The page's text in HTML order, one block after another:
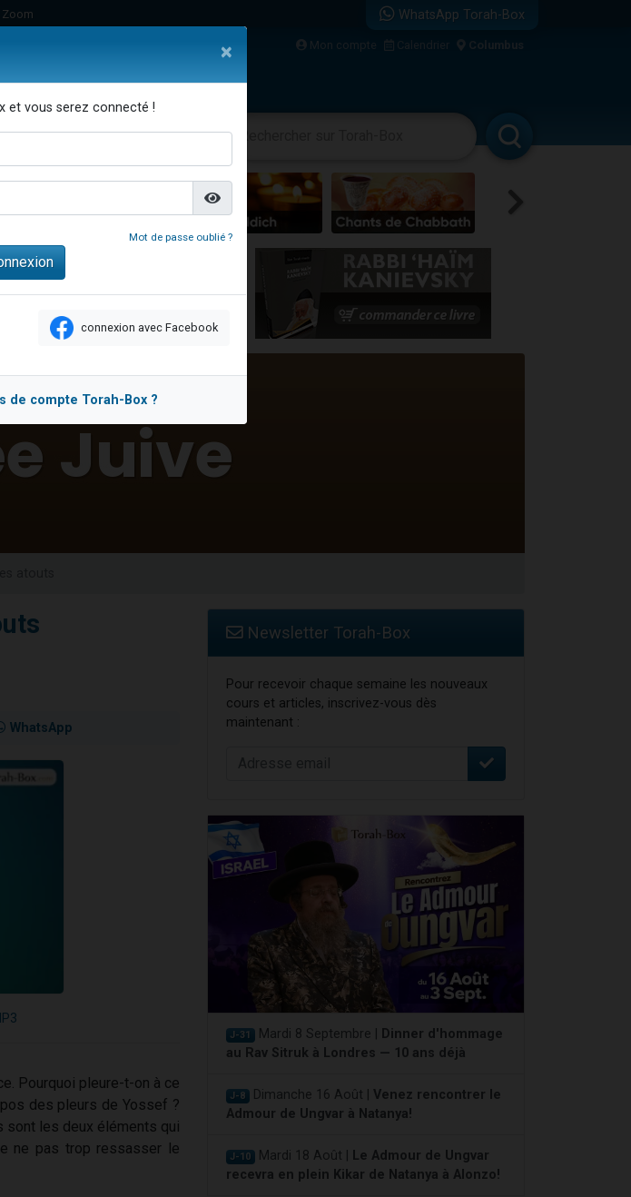
Zoom
80 ans, dans un appartement insalubre
de Vacances Pour les Enfants
la jambe de Yohan
Zoom
WhatsApp Torah-Box
Mon compte Calendrier Columbus
Texte Musique Paracha Divertissements
WhatsApp
Pourquoi pleure-t-on à ce
des pleurs de Yossef ?
sont les deux éléments qui
ne pas trop ressasser le
Newsletter Torah-Box
Pour recevoir chaque semaine les nouveaux
cours et articles, inscrivez-vous dès
maintenant :
J-31 Mardi 8 Septembre |
Dinner d'hommage
au Rav Sitruk à Londres — 10 ans déjà
J-8 Dimanche 16 Août | Venez rencontrer le
Admour de Ungvar à Natanya!
J-10 Mardi 18 Août |
Le Admour de Ungvar
recevra en plein Kikar de Natanya à Alonzo!
×
et vous serez connecté !
Mot de passe oublié ?
connexion avec Facebook
de compte Torah-Box ?